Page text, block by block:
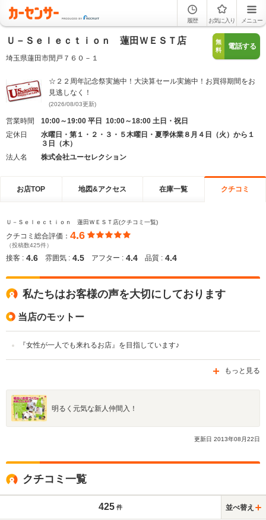
履歴 お気に入り メニュー
Ｕ－Ｓｅｌｅｃｔｉｏｎ 蓮田ＷＥＳＴ店
埼玉県蓮田市閏戸７６０－１
無
料
電話する
☆２２周年記念祭実施中！大決算セール実施中！お買得期間をお
見逃しなく！
(2026/08/03更新)
営業時間
10:00～19:00 平日 10:00～18:00 土日・祝日
定休日
水曜日・第１・２・３・５木曜日・夏季休業８月４日（火）から１
３日（木）
法人名
株式会社ユーセレクション
お店TOP 地図&アクセス 在庫一覧 クチコミ
Ｕ－Ｓｅｌｅｃｔｉｏｎ 蓮田ＷＥＳＴ店(クチコミ一覧)
クチコミ総合評価： 4.6
（投稿数425件）
接客 : 4.6 雰囲気 : 4.5 アフター : 4.4 品質 : 4.4
私たちはお客様の声を大切にしております
当店のモットー
『女性が一人でも来れるお店』を目指しています♪
もっと見る
明るく元気な新人仲間入！
更新日 2013年08 月22日
クチコミ一覧
425 件 並べ替え